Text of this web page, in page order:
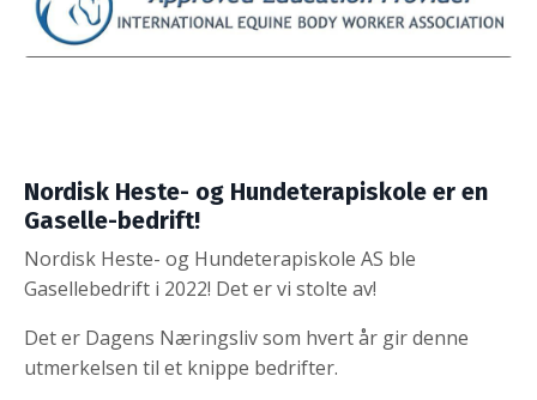
Nordisk Heste- og Hundeterapiskole er en
Gaselle-bedrift!
Nordisk Heste- og Hundeterapiskole AS ble
Gasellebedrift i 2022! Det er vi stolte av!
Det er Dagens Næringsliv som hvert år gir denne
utmerkelsen til et knippe bedrifter.